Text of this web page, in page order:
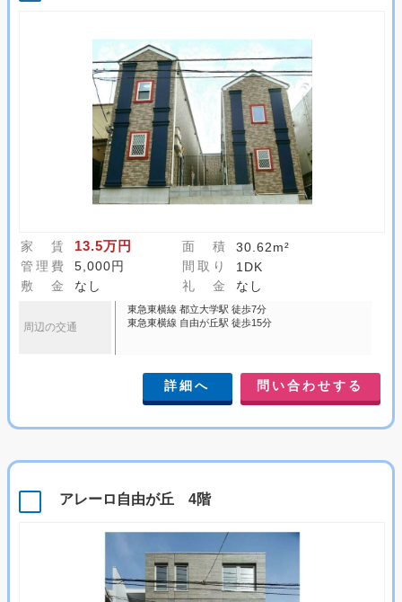
家 賃 13.5万円 面 積
30.62m²
管理費
5,000円 間取り
1DK
敷 金
なし 礼 金 なし
周辺の交通
東急東横線 都立大学駅 徒歩7分
東急東横線 自由が丘駅 徒歩15分
詳細へ 問い合わせする
アレーロ自由が丘 4階